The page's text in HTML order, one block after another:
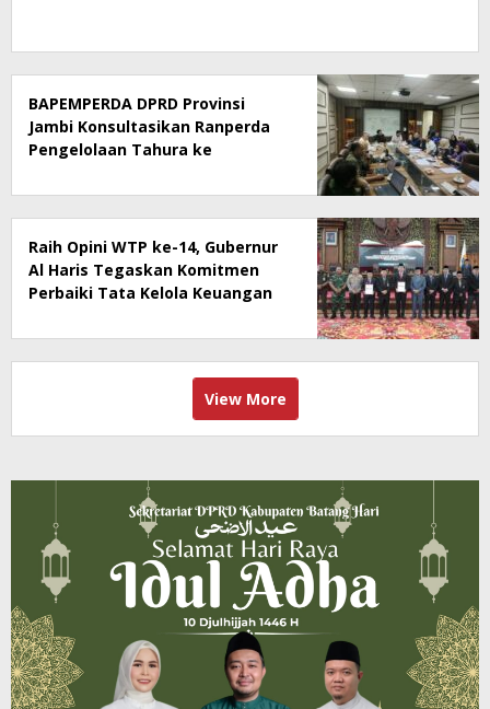
BAPEMPERDA DPRD Provinsi
Jambi Konsultasikan Ranperda
Pengelolaan Tahura ke
Raih Opini WTP ke-14, Gubernur
Al Haris Tegaskan Komitmen
Perbaiki Tata Kelola Keuangan
View More